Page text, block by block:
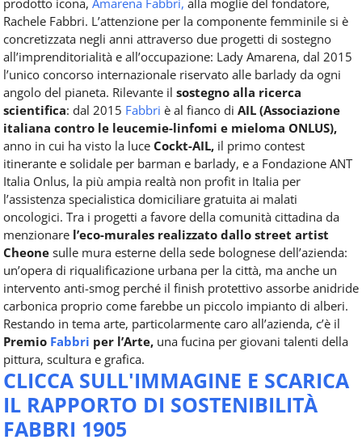
prodotto icona, Amarena Fabbri, alla moglie del fondatore,
Rachele Fabbri. L’attenzione per la componente femminile si è
concretizzata negli anni attraverso due progetti di sostegno
all’imprenditorialità e all’occupazione: Lady Amarena, dal 2015
l’unico concorso internazionale riservato alle barlady da ogni
angolo del pianeta. Rilevante il sostegno alla ricerca
scientifica: dal 2015 Fabbri è al fianco di AIL (Associazione
italiana contro le leucemie-linfomi e mieloma ONLUS),
anno in cui ha visto la luce Cockt-AIL, il primo contest
itinerante e solidale per barman e barlady, e a Fondazione ANT
Italia Onlus, la più ampia realtà non profit in Italia per
l’assistenza specialistica domiciliare gratuita ai malati
oncologici. Tra i progetti a favore della comunità cittadina da
menzionare l’eco-murales realizzato dallo street artist
Cheone sulle mura esterne della sede bolognese dell’azienda:
un’opera di riqualificazione urbana per la città, ma anche un
intervento anti-smog perché il finish protettivo assorbe anidride
carbonica proprio come farebbe un piccolo impianto di alberi.
Restando in tema arte, particolarmente caro all’azienda, c’è il
Premio Fabbri per l’Arte, una fucina per giovani talenti della
pittura, scultura e grafica.
CLICCA SULL'IMMAGINE E SCARICA
IL RAPPORTO DI SOSTENIBILITÀ
FABBRI 1905